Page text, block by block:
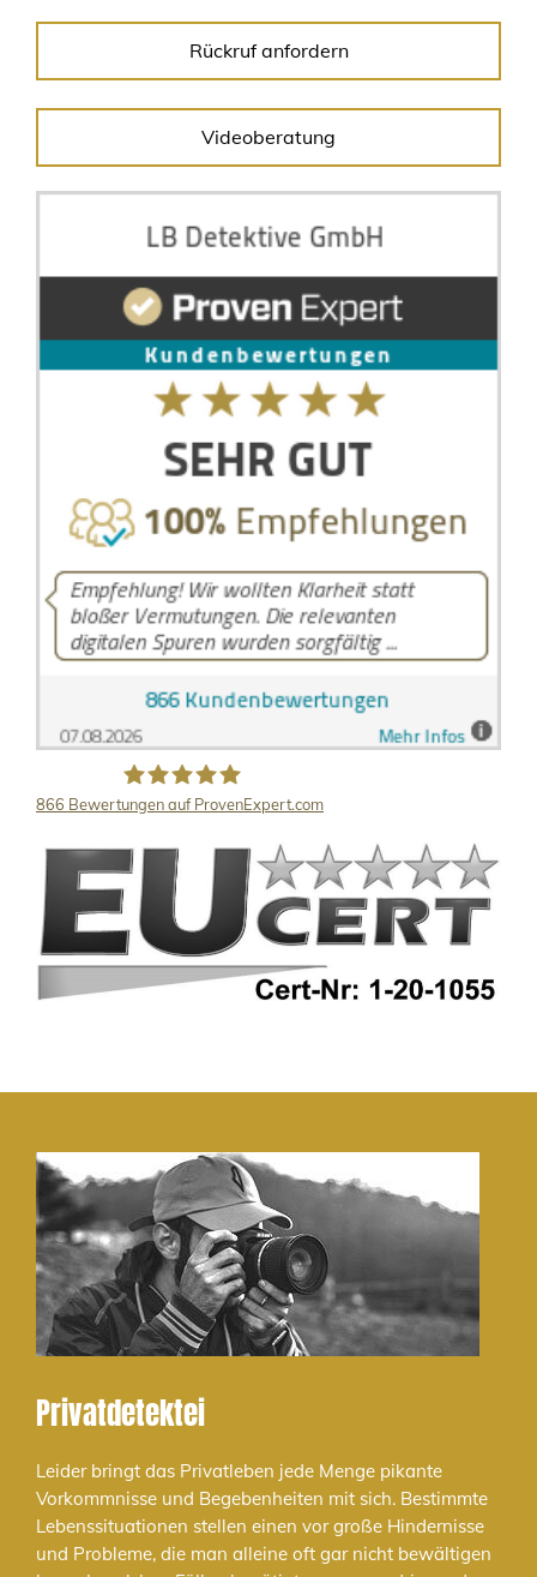
Rückruf anfordern
Videoberatung
LB Detektive GmbH
866 Bewertungen auf ProvenExpert.com
Privatdetektei
Leider bringt das Privatleben jede Menge pikante
Vorkommnisse und Begebenheiten mit sich. Bestimmte
Lebenssituationen stellen einen vor große Hindernisse
und Probleme, die man alleine oft gar nicht bewältigen